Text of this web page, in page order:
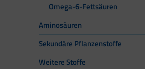
Omega-6-Fettsäuren
Aminosäuren
Sekundäre Pflanzenstoffe
Weitere Stoffe